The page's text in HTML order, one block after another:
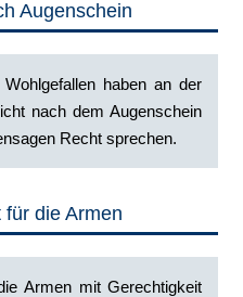
Augenschein
haben an der
nach dem Augenschein
Recht sprechen.
die Armen
Armen mit Gerechtigkeit